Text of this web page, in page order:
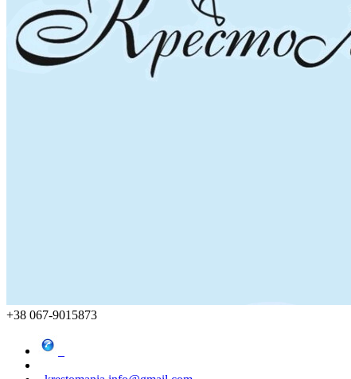
+38 067-9015873